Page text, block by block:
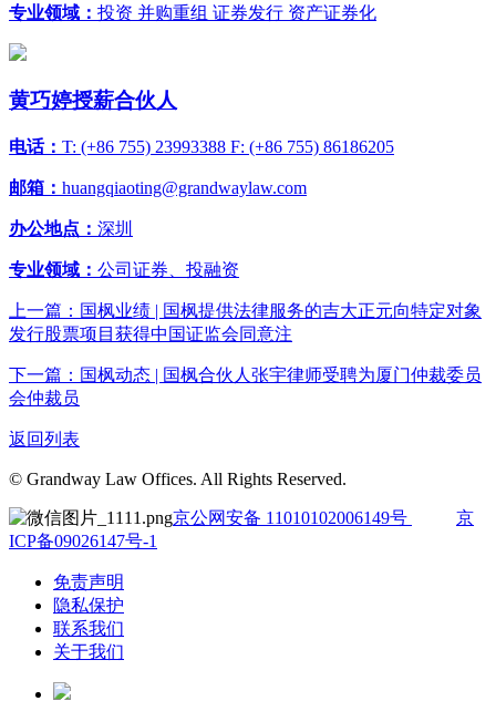
专业领域： 投资 并购重组 证券发行 资产证券化
黄巧婷授薪合伙人
电话： T: (+86 755) 23993388 F: (+86 755) 86186205
邮箱： huangqiaoting@grandwaylaw.com
办公地点： 深圳
专业领域： 公司证券、投融资
上一篇：国枫业绩 | 国枫提供法律服务的吉大正元向特定对象
发行股票项目获得中国证监会同意注
下一篇：国枫动态 | 国枫合伙人张宇律师受聘为厦门仲裁委员
会仲裁员
返回列表
© Grandway Law Offices. All Rights Reserved.
京公网安备 11010102006149号
京
ICP备09026147号-1
免责声明
隐私保护
联系我们
关于我们